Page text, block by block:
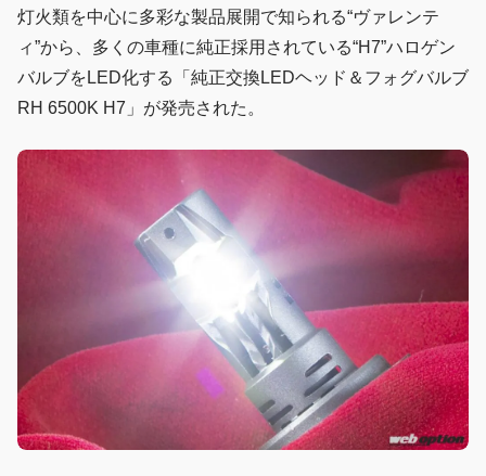
灯火類を中心に多彩な製品展開で知られる“ヴァレンテ
ィ”から、多くの車種に純正採用されている“H7”ハロゲン
バルブをLED化する「純正交換LEDヘッド＆フォグバルブ
RH 6500K H7」が発売された。